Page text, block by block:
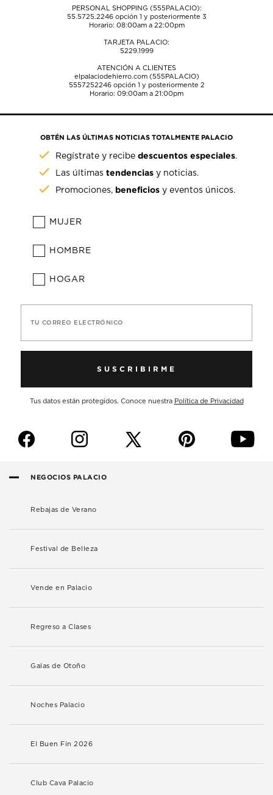
PERSONAL SHOPPING (555PALACIO):
55.5725.2246opción 1 y posteriormente 3
Horario: 08:00am a 22:00pm
TARJETA PALACIO:
5229.1999
ATENCIÓN A CLIENTES
elpalaciodehierro.com (555PALACIO)
5557252246opción 1 y posteriormente 2
Horario: 09:00am a 21:00pm
OBTÉN LAS ÚLTIMAS NOTICIAS TOTALMENTE PALACIO
Regístrate y recibedescuentos especiales.
Las últimastendencias y noticias.
Promociones, beneficios y eventos únicos.
MUJER
HOMBRE
HOGAR
TU CORREO ELECTRÓNICO
SUSCRIBIRME
Tus datos están protegidos. Conoce nuestra Política de Privacidad
f i p y
NEGOCIOS PALACIO
Rebajas de Verano
Festival de Belleza
Vende en Palacio
Regreso a Clases
Galas de Otoño
Noches Palacio
El Buen Fin 2026
Club Cava Palacio